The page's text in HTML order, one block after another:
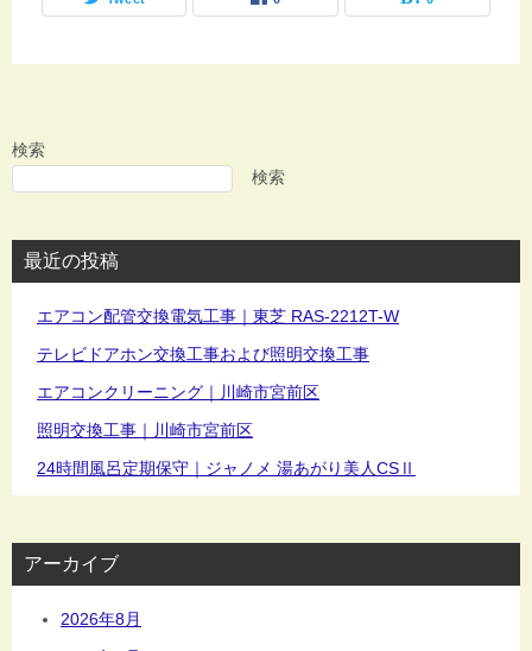
検索
検索
最近の投稿
エアコン配管交換電気工事｜東芝 RAS-2212T-W
テレビドアホン交換工事および照明交換工事
エアコンクリーニング｜川崎市宮前区
照明交換工事｜川崎市宮前区
24時間風呂定期保守｜ジャノメ 湯あがり美人CSⅡ
アーカイブ
2026年8月